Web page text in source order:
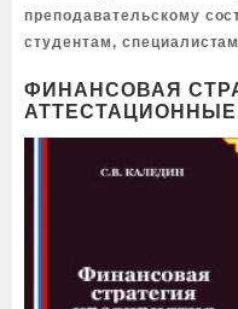
преподавательскому
студентам,
ФИНАНСОВАЯ